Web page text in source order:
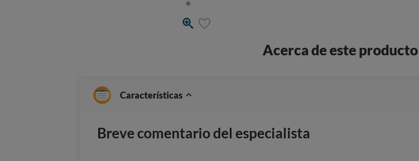
Acerca de este producto
Características
Breve comentario del especialista